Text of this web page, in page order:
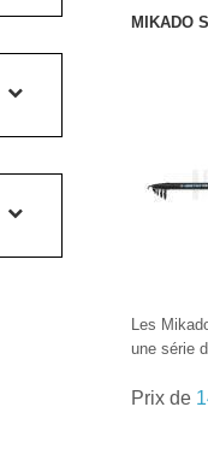
MIKADO
Les
une série
Prix de